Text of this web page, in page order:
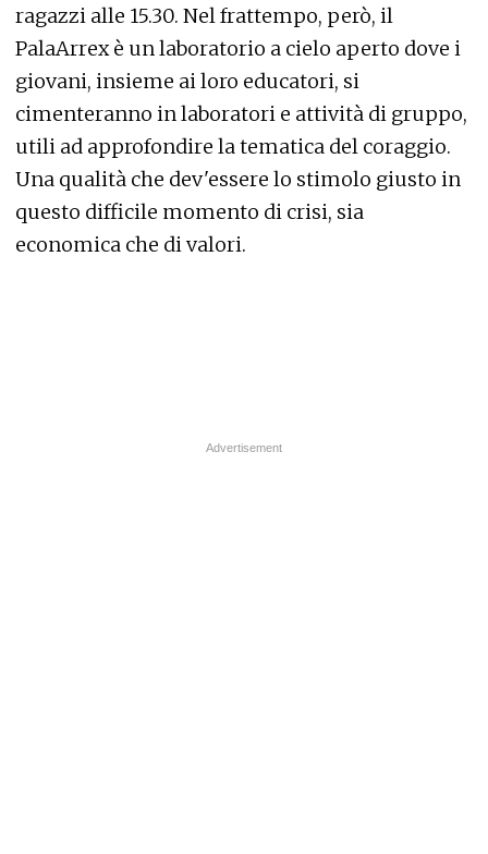
ragazzi alle 15.30. Nel frattempo, però, il
PalaArrex è un laboratorio a cielo aperto dove i
giovani, insieme ai loro educatori, si
cimenteranno in laboratori e attività di gruppo,
utili ad approfondire la tematica del coraggio.
Una qualità che dev'essere lo stimolo giusto in
questo difficile momento di crisi, sia
economica che di valori.